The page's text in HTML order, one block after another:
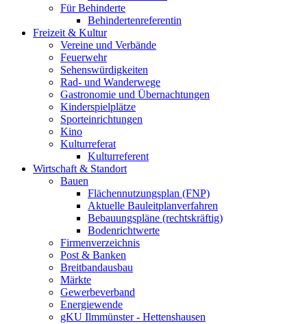
Für Behinderte
Behindertenreferentin
Freizeit & Kultur
Vereine und Verbände
Feuerwehr
Sehenswürdigkeiten
Rad- und Wanderwege
Gastronomie und Übernachtungen
Kinderspielplätze
Sporteinrichtungen
Kino
Kulturreferat
Kulturreferent
Wirtschaft & Standort
Bauen
Flächennutzungsplan (FNP)
Aktuelle Bauleitplanverfahren
Bebauungspläne (rechtskräftig)
Bodenrichtwerte
Firmenverzeichnis
Post & Banken
Breitbandausbau
Märkte
Gewerbeverband
Energiewende
gKU Ilmmünster - Hettenshausen